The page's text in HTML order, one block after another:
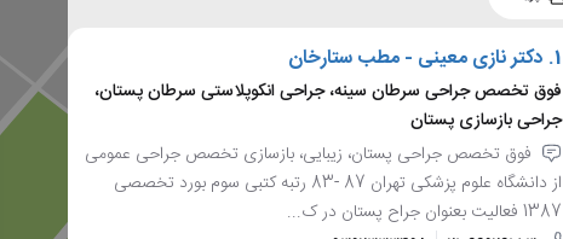
1. دکتر نازی معینی - مطب ستارخان
فوق تخصص جراحی سرطان سینه، جراحی انکوپلاستی سرطان پستان،
جراحی بازسازی پستان
فوق تخصص جراحی پستان، زیبایی، بازسازی تخصص جراحی عمومی
از دانشگاه علوم پزشکی تهران 87 -83 رتبه کتبی سوم بورد تخصصی
1387 فعالیت بعنوان جراح پستان در ک...